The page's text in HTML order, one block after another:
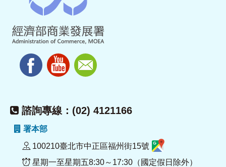
諮詢專線：(02) 4121166
署本部
100210臺北市中正區福州街15號
星期一至星期五8:30～17:30（國定假日除外）